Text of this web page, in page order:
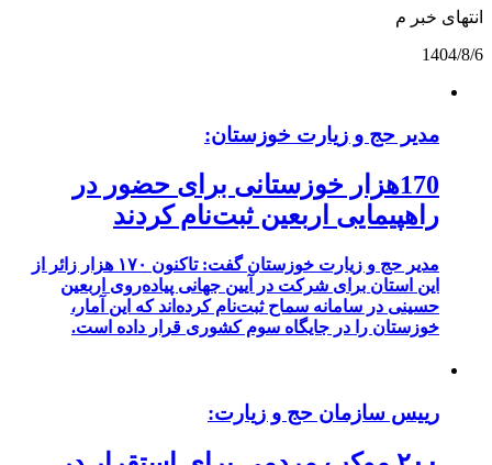
انتهای خبر م
1404/8/6
مدیر حج و زیارت خوزستان:
170هزار خوزستانی برای حضور در
راهپیمایی اربعین ثبت‌نام کردند
مدیر حج و زیارت خوزستان گفت: تاکنون ۱۷۰ هزار زائر از
این استان برای شرکت در آیین جهانی پیاده‌روی اربعین
حسینی در سامانه سماح ثبت‌نام کرده‌اند که این آمار،
خوزستان را در جایگاه سوم کشوری قرار داده است.
رییس سازمان حج و زیارت: